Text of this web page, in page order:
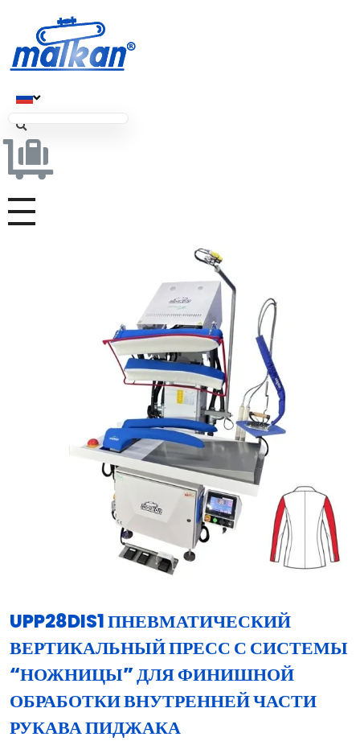
UPP28DIS1 ПНЕВМАТИЧЕСКИЙ
ВЕРТИКАЛЬНЫЙ ПРЕСС С СИСТЕМЫ
“НОЖНИЦЫ” ДЛЯ ФИНИШНОЙ
ОБРАБОТКИ ВНУТРЕННЕЙ ЧАСТИ
РУКАВА ПИДЖАКА